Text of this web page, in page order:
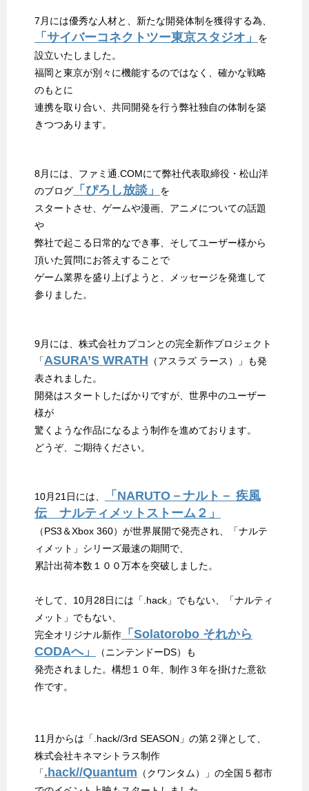
7月には優秀な人材と、新たな開発体制を獲得する為、
「サイバーコネクトツー東京スタジオ」
を
設立いたしました。
福岡と東京が別々に機能するのではなく、確かな戦略
のもとに
連携を取り合い、共同開発を行う弊社独自の体制を築
きつつあります。
8月には、ファミ通.COMにて弊社代表取締役・松山洋
のブログ
「ぴろし放談」
を
スタートさせ、ゲームや漫画、アニメについての話題
や
弊社で起こる日常的なでき事、そしてユーザー様から
頂いた質問にお答えすることで
ゲーム業界を盛り上げようと、メッセージを発進して
参りました。
9月には、株式会社カプコンとの完全新作プロジェクト
「ASURA’S WRATH （アスラズ ラース）」も発
表されました。
開発はスタートしたばかりですが、世界中のユーザー
様が
驚くような作品になるよう制作を進めております。
どうぞ、ご期待ください。
10月21日には、
「NARUTO－ナルト－ 疾風
伝 ナルティメットストーム２」
（PS3＆Xbox 360）が世界展開で発売され、「ナルテ
ィメット」シリーズ最速の期間で、
累計出荷本数１００万本を突破しました。
そして、10月28日には「.hack」でもない、「ナルティ
メット」でもない、
完全オリジナル新作
「Solatorobo それから
CODAへ」
（ニンテンドーDS）も
発売されました。構想１０年、制作３年を掛けた意欲
作です。
11月からは「.hack//3rd SEASON」の第２弾として、
株式会社キネマシトラス制作
「.hack//Quantum （クワンタム）」の全国５都市